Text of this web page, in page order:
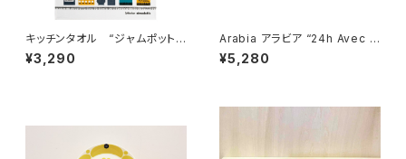
キッチンタオル “ジャムポットブ
ルー” / アルメダールス/AL
MEDAHLS by Studio Almed
¥3,290
Arabia アラビア “24h Avec ア
ベック” プレート 26cm
¥5,280